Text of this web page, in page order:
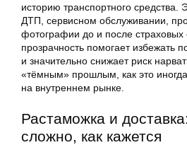
историю транспортного средства.
ДТП, сервисном обслуживании,
фотографии до и после страховых
прозрачность помогает избежать
и значительно снижает риск
«тёмным» прошлым, как это
на внутреннем рынке.
Растаможка и
сложно, как кажется